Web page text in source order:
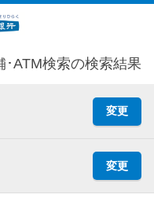
ATM検索の検索結果
変更
変更